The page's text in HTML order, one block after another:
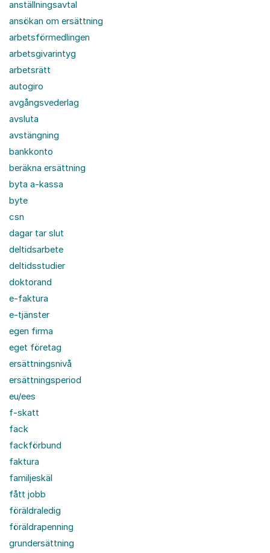
anställningsavtal
ansökan om ersättning
arbetsförmedlingen
arbetsgivarintyg
arbetsrätt
autogiro
avgångsvederlag
avsluta
avstängning
bankkonto
beräkna ersättning
byta a-kassa
byte
csn
dagar tar slut
deltidsarbete
deltidsstudier
doktorand
e-faktura
e-tjänster
egen firma
eget företag
ersättningsnivå
ersättningsperiod
eu/ees
f-skatt
fack
fackförbund
faktura
familjeskäl
fått jobb
föräldraledig
föräldrapenning
grundersättning